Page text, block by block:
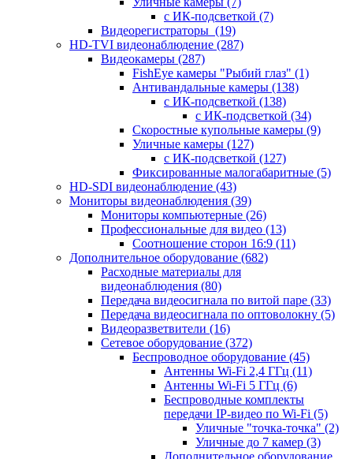
с ИК-подсветкой (7)
Видеорегистраторы (19)
HD-TVI видеонаблюдение (287)
Видеокамеры (287)
FishEye камеры "Рыбий глаз" (1)
Антивандальные камеры (138)
с ИК-подсветкой (138)
с ИК-подсветкой (34)
Скоростные купольные камеры (9)
Уличные камеры (127)
с ИК-подсветкой (127)
Фиксированные малогабаритные (5)
HD-SDI видеонаблюдение (43)
Мониторы видеонаблюдения (39)
Мониторы компьютерные (26)
Профессиональные для видео (13)
Соотношение сторон 16:9 (11)
Дополнительное оборудование (682)
Расходные материалы для
видеонаблюдения (80)
Передача видеосигнала по витой паре (33)
Передача видеосигнала по оптоволокну (5)
Видеоразветвители (16)
Сетевое оборудование (372)
Беспроводное оборудование (45)
Антенны Wi-Fi 2,4 ГГц (11)
Антенны Wi-Fi 5 ГГц (6)
Беспроводные комплекты
передачи IP-видео по Wi-Fi (5)
Уличные "точка-точка" (2)
Уличные до 7 камер (3)
Дополнительное оборудование